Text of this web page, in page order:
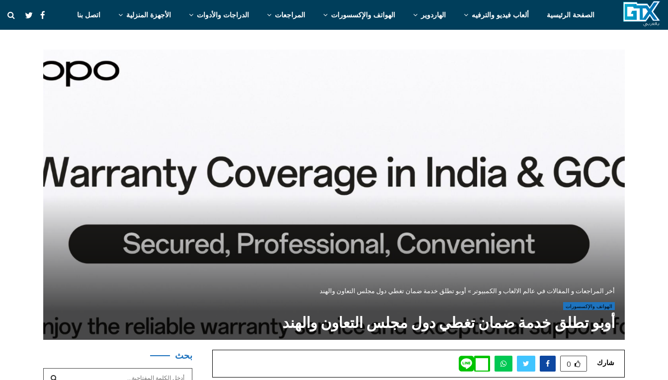
الصفحة الرئيسية ألعاب فيديو والترفيه الهاردوير الهواتف والإكسسورات المراجعات الدراجات والأدوات الأجهزة المنزلية اتصل بنا
أخر المراجعات و المقالات في عالم الالعاب و الكمبيوتر » أوبو تطلق خدمة ضمان تغطي دول مجلس التعاون والهند
الهواتف والإكسسورات
أوبو تطلق خدمة ضمان تغطي دول مجلس التعاون والهند
شارك 0
بحث